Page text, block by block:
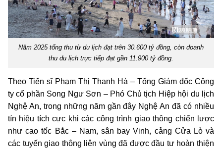
Năm 2025 tổng thu từ du lịch đạt trên 30.600 tỷ đồng, còn doanh
thu du lịch trực tiếp đạt gần 11.900 tỷ đồng.
Theo Tiến sĩ Phạm Thị Thanh Hà – Tổng Giám đốc Công
ty cổ phần Song Ngư Sơn – Phó Chủ tịch Hiệp hội du lịch
Nghệ An, trong những năm gần đây Nghệ An đã có nhiều
tín hiệu tích cực khi các công trình giao thông chiến lược
như cao tốc Bắc – Nam, sân bay Vinh, cảng Cửa Lò và
các tuyến giao thông liên vùng đã được đầu tư hoàn thiện